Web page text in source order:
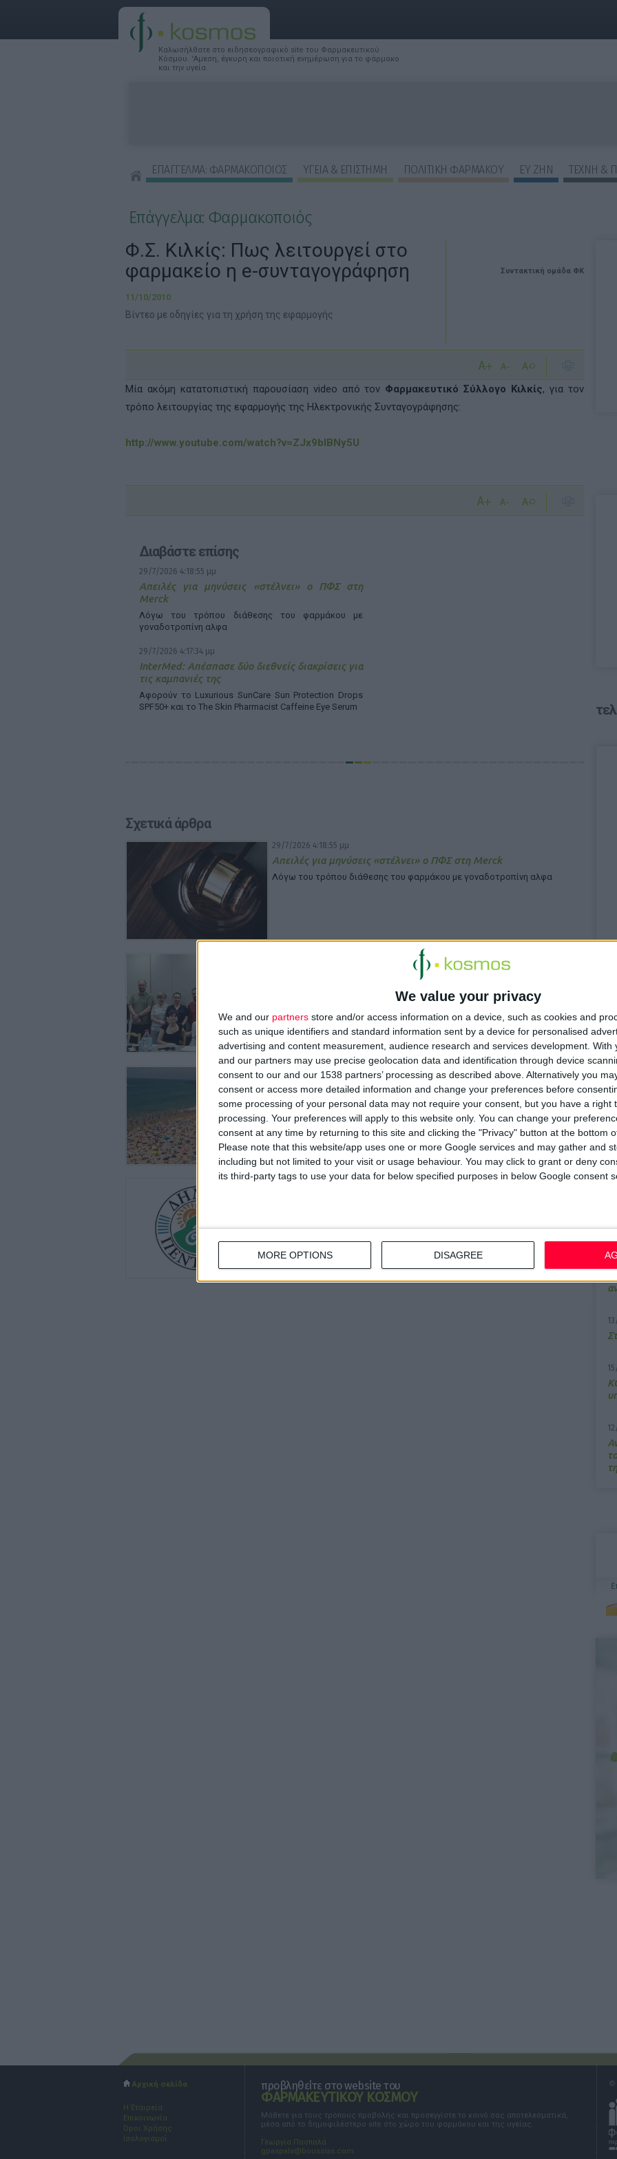
We value your privacy
We and our partners store and/or access information on a device, such as cookies and
such as unique identifiers and standard information sent by a device for personalised
advertising and content measurement, audience research and services development. With
and our partners may use precise geolocation data and identification through device
consent to our and our 1538 partners’ processing as described above. Alternatively you
consent or access more detailed information and change your preferences before
some processing of your personal data may not require your consent, but you have a right
processing. Your preferences will apply to this website only. You can change your
consent at any time by returning to this site and clicking the "Privacy" button at the bottom
Please note that this website/app uses one or more Google services and may gather and
including but not limited to your visit or usage behaviour. You may click to grant or deny
its third-party tags to use your data for below specified purposes in below Google consent
MORE OPTIONS DISAGREE
Καλωσήλθατε στο ειδησεογραφικό site του Φαρμακευτικού
Κόσμου. 'Αμεση, έγκυρη και ποιοτική ενημέρωση για το φάρμακο
και την υγεία.
ΕΠΑΓΓΕΛΜΑ: ΦΑΡΜΑΚΟΠΟΙΟΣ ΥΓΕΙΑ & ΕΠΙΣΤΗΜΗ ΠΟΛΙΤΙΚΗ ΦΑΡΜΑΚΟΥ ΕΥ ΖΗΝ
ΤΕΧΝΗ &
Επάγγελμα: Φαρμακοποιός
7/
Συντακτική ομάδα ΦΚ
Φ.Σ. Κιλκίς: Πως λειτουργεί στο
φαρμακείο η e-συνταγογράφηση
11/10/2010
Βίντεο με οδηγίες για τη χρήση της εφαρμογής
Μία ακόμη κατατοπιστική παρουσίαση video από τον Φαρμακευτικό Σύλλογο Κιλκίς, για τον
τρόπο λειτουργίας της εφαρμογής της Ηλεκτρονικής Συνταγογράφησης:
http://www.youtube.com/watch?v=ZJx9bIBNy5U
Διαβάστε επίσης
29/7/2026 4:18:55 μμ
Απειλές για μηνύσεις «στέλνει» ο ΠΦΣ στη
Merck
Λόγω του τρόπου διάθεσης του φαρμάκου με
γοναδοτροπίνη αλφα
29/7/2026 4:17:34 μμ
InterMed: Απέσπασε δύο διεθνείς διακρίσεις για
τις καμπανιές της
Αφορούν το Luxurious SunCare Sun Protection Drops
SPF50+ και το The Skin Pharmacist Caffeine Eye Serum
Σχετικά άρθρα
29/7/2026 4:18:55 μμ
Απειλές για μηνύσεις «στέλνει» ο ΠΦΣ στη Merck
Λόγω του τρόπου διάθεσης του φαρμάκου με γοναδοτροπίνη αλφα
Φ.Σ. Ηρακλείου & Ρεθύμνου: Σχεδιάζουν κοινές δράσεις με
Θα ξεκινήσουν με την ορθή διαχείριση των οικιακών φαρμάκων
28/7/2026 4:21:24 μμ
Ντροπή για τη χώρα οι ελλείψεις φαρμάκων στις τουριστικές
περιοχές
Ειδική διαχείριση ζητά ο Κ. Βαρδιάμπασης
27/7/2026 3:54:33 μμ
Αρχική σελίδα
Η Εταιρεία
Επικοινωνία
Όροι Χρήσης
Ισολογισμοί
προβληθείτε στο website του
ΦΑΡΜΑΚΕΥΤΙΚΟΥ ΚΟΣΜΟΥ
Μάθετε για τους τρόπους προβολής και προσεγγίστε το κοινό σας αποτελεσματικά,
μέσα από το δημοφιλέστερο site στο χώρο του φαρμάκου και της υγείας.
Γεωργία Πασπαλά
gpaspala@boussias.com
©